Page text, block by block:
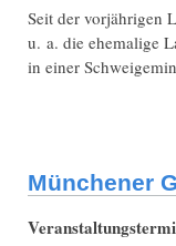
Seit der vorjährigen
u. a. die ehemalige
in einer
Münchener